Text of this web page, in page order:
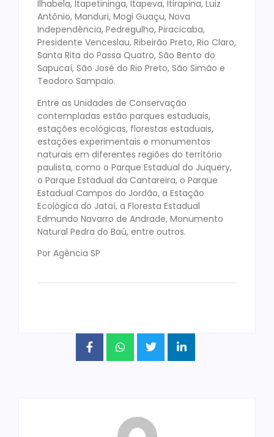
Ilhabela, Itapetininga, Itapeva, Itirapina, Luiz
Antônio, Manduri, Mogi Guaçu, Nova
Independência, Pedregulho, Piracicaba,
Presidente Venceslau, Ribeirão Preto, Rio Claro,
Santa Rita do Passa Quatro, São Bento do
Sapucaí, São José do Rio Preto, São Simão e
Teodoro Sampaio.
Entre as Unidades de Conservação
contempladas estão parques estaduais,
estações ecológicas, florestas estaduais,
estações experimentais e monumentos
naturais em diferentes regiões do território
paulista, como o Parque Estadual do Juquery,
o Parque Estadual da Cantareira, o Parque
Estadual Campos do Jordão, a Estação
Ecológica do Jataí, a Floresta Estadual
Edmundo Navarro de Andrade, Monumento
Natural Pedra do Baú, entre outros.
Por Agência SP